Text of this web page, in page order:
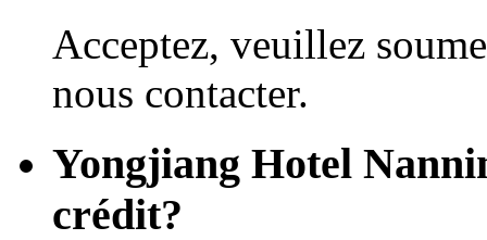
Acceptez, veuillez
nous contacter.
Yongjiang Hotel
crédit?